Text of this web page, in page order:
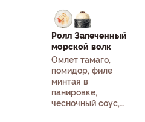
Ролл Запеченный
морской волк
Омлет тамаго,
помидор, филе
минтая в
панировке,
чесночный соус,